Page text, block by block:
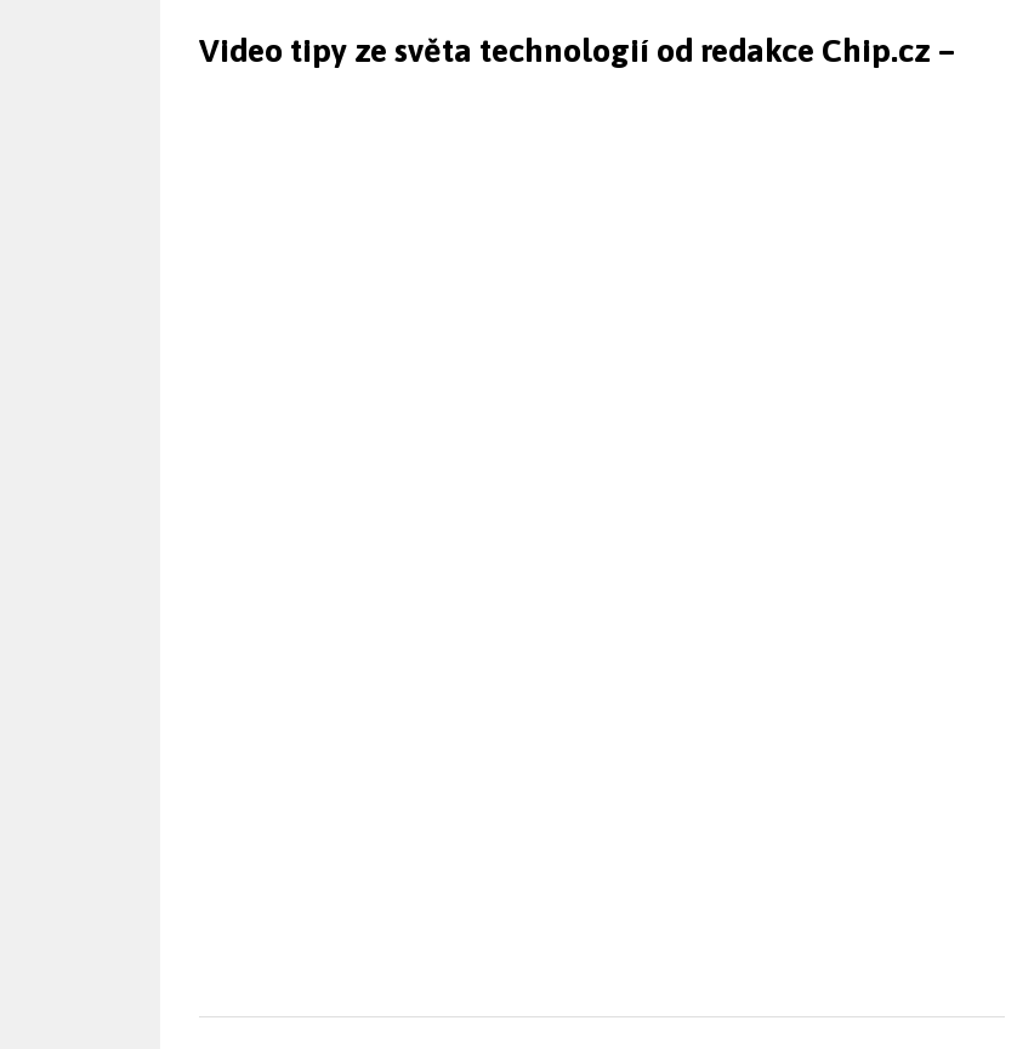
Video tipy ze světa technologií od redakce Chip.cz –